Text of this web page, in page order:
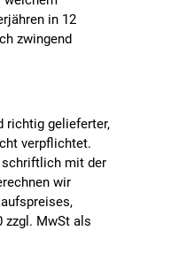
in 12
zwingend
richtig gelieferter,
verpflichtet.
mit der
wir
zzgl. MwSt als